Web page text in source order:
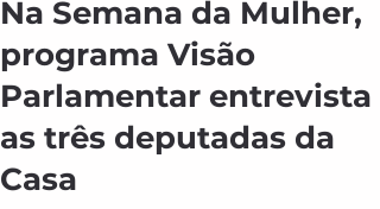
Na Semana da Mulher,
programa Visão
Parlamentar entrevista
as três deputadas da
Casa